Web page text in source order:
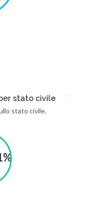
stato civile
stato civile.